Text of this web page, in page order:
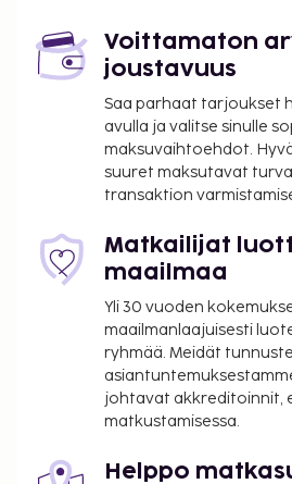
Voittamaton
joustavuus
Saa parhaat tarjoukset
avulla ja valitse sinulle
maksuvaihtoehdot.
suuret maksutavat
transaktion
Matkailijat
maailmaa
Yli 30 vuoden
maailmanlaajuisesti
ryhmää. Meidät
johtavat akkreditoinnit,
matkustamisessa.
Helppo